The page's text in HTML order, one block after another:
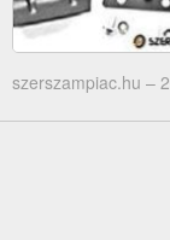
szerszampiac.hu –